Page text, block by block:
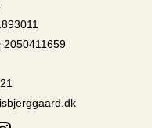
2050411659